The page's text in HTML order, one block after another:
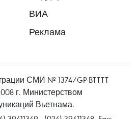
ВИА
Реклама
СМИ № 1374/GP-BTTTT
г. Министерством
Вьетнама.